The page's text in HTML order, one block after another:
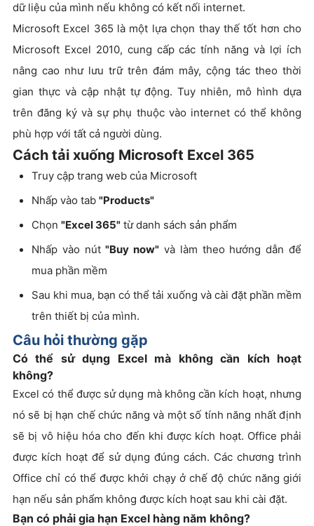
dữ liệu của mình nếu không có kết nối internet.
Microsoft Excel 365 là một lựa chọn thay thế tốt hơn cho
Microsoft Excel 2010, cung cấp các tính năng và lợi ích
nâng cao như lưu trữ trên đám mây, cộng tác theo thời
gian thực và cập nhật tự động. Tuy nhiên, mô hình dựa
trên đăng ký và sự phụ thuộc vào internet có thể không
phù hợp với tất cả người dùng.
Cách tải xuống Microsoft Excel 365
Truy cập trang web của Microsoft
Nhấp vào tab "Products"
Chọn "Excel 365" từ danh sách sản phẩm
Nhấp vào nút"Buy now" và làm theo hướng dẫn để
mua phần mềm
Sau khi mua, bạn có thể tải xuống và cài đặt phần mềm
trên thiết bị của mình.
Câu hỏi thường gặp
Có thể sử dụng Excel mà không cần kích hoạt
không?
Excel có thể được sử dụng mà không cần kích hoạt, nhưng
nó sẽ bị hạn chế chức năng và một số tính năng nhất định
sẽ bị vô hiệu hóa cho đến khi được kích hoạt. Office phải
được kích hoạt để sử dụng đúng cách. Các chương trình
Office chỉ có thể được khởi chạy ở chế độ chức năng giới
hạn nếu sản phẩm không được kích hoạt sau khi cài đặt.
Bạn có phải gia hạn Excel hàng năm không?